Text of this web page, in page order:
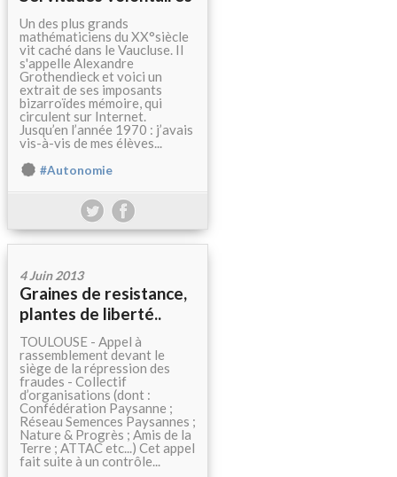
Un des plus grands
mathématiciens du XX°siècle
vit caché dans le Vaucluse. Il
s'appelle Alexandre
Grothendieck et voici un
extrait de ses imposants
bizarroïdes mémoire, qui
circulent sur Internet.
Jusqu’en l’année 1970 : j’avais
vis-à-vis de mes élèves...
#Autonomie
4 Juin 2013
Graines de resistance,
plantes de liberté..
TOULOUSE - Appel à
rassemblement devant le
siège de la répression des
fraudes - Collectif
d’organisations (dont :
Confédération Paysanne ;
Réseau Semences Paysannes ;
Nature & Progrès ; Amis de la
Terre ; ATTAC etc...) Cet appel
fait suite à un contrôle...